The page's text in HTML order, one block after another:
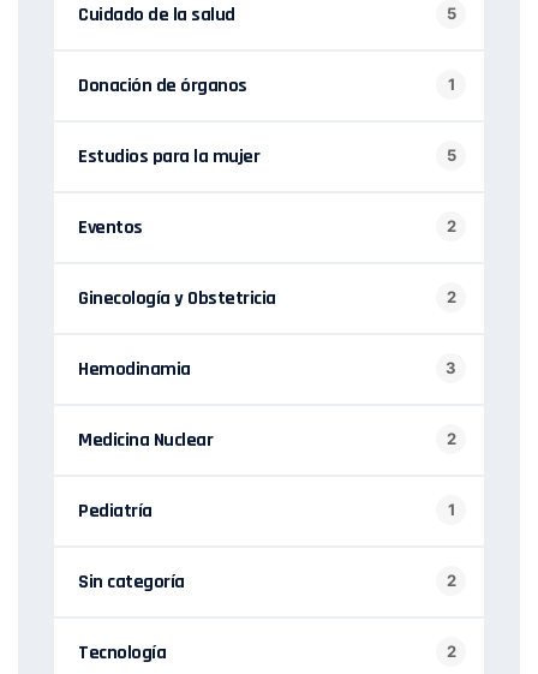
Cuidado de la salud 5
Donación de órganos 1
Estudios para la mujer 5
Eventos 2
Ginecología y Obstetricia 2
Hemodinamia 3
Medicina Nuclear 2
Pediatría 1
Sin categoría 2
Tecnología 2